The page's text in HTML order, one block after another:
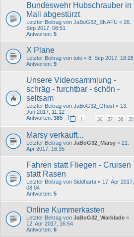
Bundeswehr Hubschrauber in
Mali abgestürzt
Letzter Beitrag von JaBoG32_SNAFU « 26.
Sep 2017, 08:51
Antworten: 5
X Plane
Letzter Beitrag von toto « 8. Sep 2017, 18:28
Antworten: 9
Unsere Videosammlung -
schräg - furchtbar - schön -
seltsam
Letzter Beitrag von JaBoG32_Ghost « 13.
Jun 2017, 11:12
Antworten: 385 1 36 37 38 39
Marsy verkauft...
Letzter Beitrag von JaBoG32_Marsy « 21.
Apr 2017, 16:35
Fahren statt Fliegen - Cruisen
statt Rasen
Letzter Beitrag von Siddharta « 17. Apr 2017,
08:04
Antworten: 5
Online Kummerkasten
Letzter Beitrag von JaBoG32_Warblade «
12. Apr 2017, 16:54
Antworten: 6